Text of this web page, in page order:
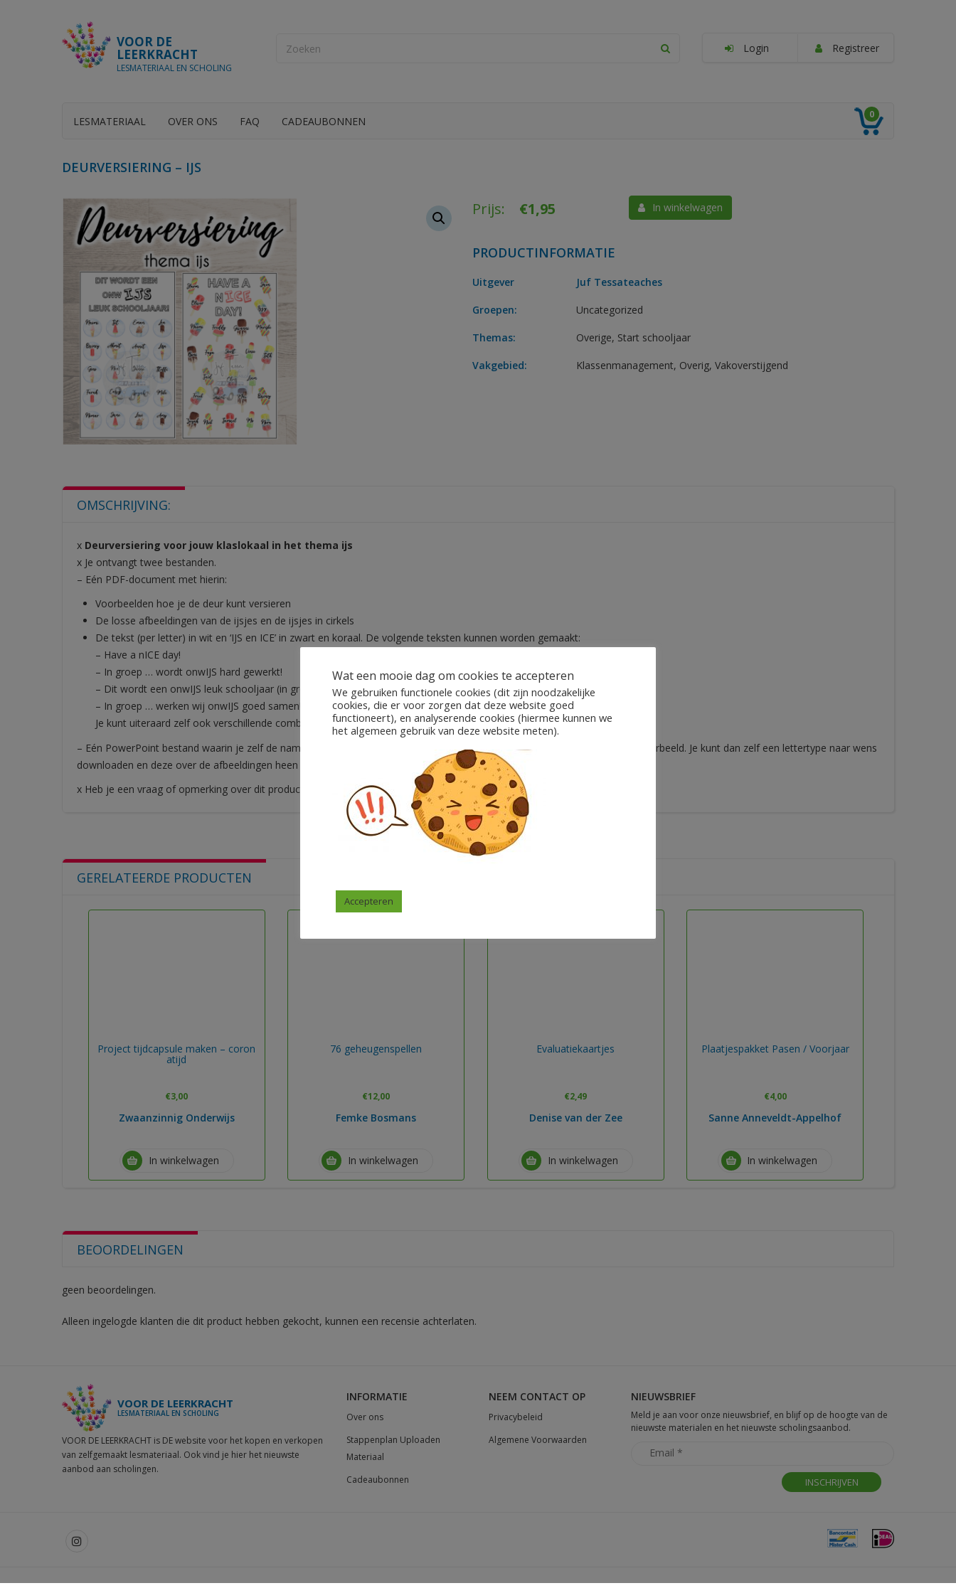
VOOR DE
LEERKRACHT
LESMATERIAAL EN SCHOLING
Login Registreer
LESMATERIAAL OVER ONS FAQ CADEAUBONNEN
0
DEURVERSIERING – IJS
Prijs: €1,95 In winkelwagen
PRODUCTINFORMATIE
Uitgever Juf Tessateaches
Groepen: Uncategorized
Themas: Overige, Start schooljaar
Vakgebied: Klassenmanagement, Overig, Vakoverstijgend
OMSCHRIJVING:
x Deurversiering voor jouw klaslokaal in het thema ijs
x Je ontvangt twee bestanden.
– Eén PDF-document met hierin:
Voorbeelden hoe je de deur kunt versieren
De losse afbeeldingen van de ijsjes en de ijsjes in cirkels
De tekst (per letter) in wit en ‘IJS en ICE’ in zwart en koraal. De volgende teksten kunnen worden gemaakt:
– Have a nICE day!
– In groep … wordt onwIJS hard gewerkt!
– Dit wordt een onwIJS leuk schooljaar (in groep …)!
– In groep … werken wij onwIJS goed samen!
Je kunt uiteraard zelf ook verschillende combinaties maken.
– Eén PowerPoint bestand waarin je zelf de namen kunt typen over de afbeeldingen om hetzelfde effect te krijgen als het voorbeeld. Je kunt dan zelf een lettertype naar wens
downloaden en deze over de afbeeldingen heen typen.
x Heb je een vraag of opmerking over dit product? Mail dan naar juftessateaches@gmail.com.
GERELATEERDE PRODUCTEN
Project tijdcapsule maken – coron
atijd
€3,00
Zwaanzinnig Onderwijs
In winkelwagen
76 geheugenspellen
€12,00
Femke Bosmans
In winkelwagen
Evaluatiekaartjes
€2,49
Denise van der Zee
In winkelwagen
Plaatjespakket Pasen / Voorjaar
€4,00
Sanne Anneveldt-Appelhof
In winkelwagen
BEOORDELINGEN
geen beoordelingen.
Alleen ingelogde klanten die dit product hebben gekocht, kunnen een recensie achterlaten.
VOOR DE LEERKRACHT
LESMATERIAAL EN SCHOLING
VOOR DE LEERKRACHT is DE website voor het kopen en verkopen
van zelfgemaakt lesmateriaal. Ook vind je hier het nieuwste
aanbod aan scholingen.
INFORMATIE
Over ons
Stappenplan Uploaden
Materiaal
Cadeaubonnen
NEEM CONTACT OP
Privacybeleid
Algemene Voorwaarden
NIEUWSBRIEF
Meld je aan voor onze nieuwsbrief, en blijf op de hoogte van de
nieuwste materialen en het nieuwste scholingsaanbod.
Wat een mooie dag om cookies te accepteren
We gebruiken functionele cookies (dit zijn noodzakelijke
cookies, die er voor zorgen dat deze website goed
functioneert), en analyserende cookies (hiermee kunnen we
het algemeen gebruik van deze website meten).
Accepteren